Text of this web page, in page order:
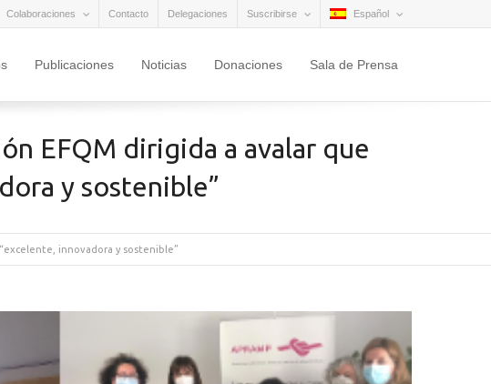
Suscribirse Español
Colaboraciones Contacto Delegaciones
Publicaciones Noticias Donaciones Sala de Prensa
EFQM dirigida a avalar que
y sostenible”
innovadora y sostenible”